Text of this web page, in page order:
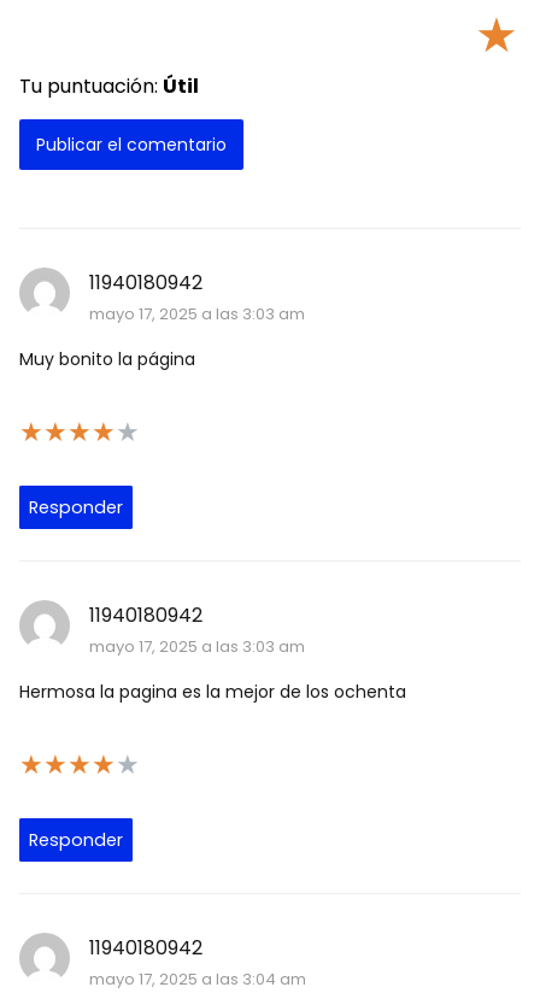
11940180942
mayo 17, 2025 a las 3:03 am
Muy bonito la página
★★★★★
Responder
11940180942
mayo 17, 2025 a las 3:03 am
Hermosa la pagina es la mejor de los ochenta
★★★★★
Responder
11940180942
mayo 17, 2025 a las 3:04 am
★
Tu puntuación: Útil